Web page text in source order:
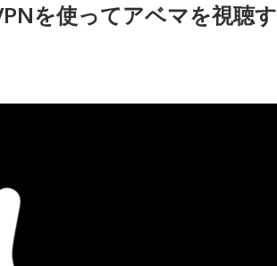
を使ってアベマを視聴す